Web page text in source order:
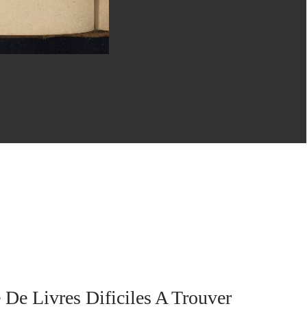
Livres Dificiles A Trouver